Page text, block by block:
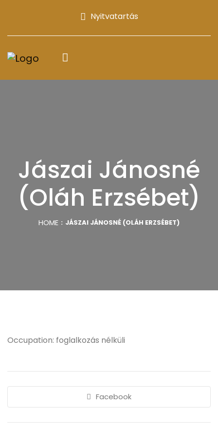
Nyitvatartás
Jászai Jánosné
(Oláh Erzsébet)
HOME JÁSZAI JÁNOSNÉ (OLÁH ERZSÉBET)
Occupation: foglalkozás nélküli
Facebook